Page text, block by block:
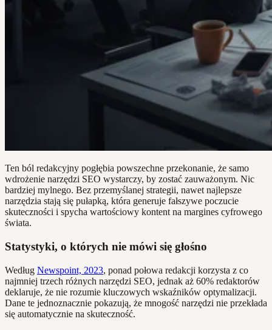
Ten ból redakcyjny pogłębia powszechne przekonanie, że samo
wdrożenie narzędzi SEO wystarczy, by zostać zauważonym. Nic
bardziej mylnego. Bez przemyślanej strategii, nawet najlepsze
narzędzia stają się pułapką, która generuje fałszywe poczucie
skuteczności i spycha wartościowy kontent na margines cyfrowego
świata.
Statystyki, o których nie mówi się głośno
Według Newspoint, 2023, ponad połowa redakcji korzysta z co
najmniej trzech różnych narzędzi SEO, jednak aż 60% redaktorów
deklaruje, że nie rozumie kluczowych wskaźników optymalizacji.
Dane te jednoznacznie pokazują, że mnogość narzędzi nie przekłada
się automatycznie na skuteczność.